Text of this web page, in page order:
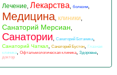
Лечение Лекарства болезни
Медицина клиники
Санаторий Мерсиан
Санатории Санаторий Ботаника
Санаторий Чаткал Санаторий Бустон
Глазная
клиника
Офтальмологическая клиника Здоровье
доктор